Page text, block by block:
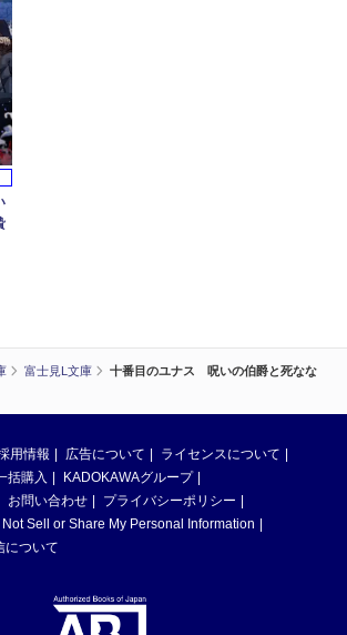
富士見L文庫
十番目のユナス 呪いの伯爵と死なな
用情報 広告について
ライセンスについて
括購入
KADOKAWAグループ
お問い合わせ
プライバシーポリシー
Not Sell or Share My Personal Information
について